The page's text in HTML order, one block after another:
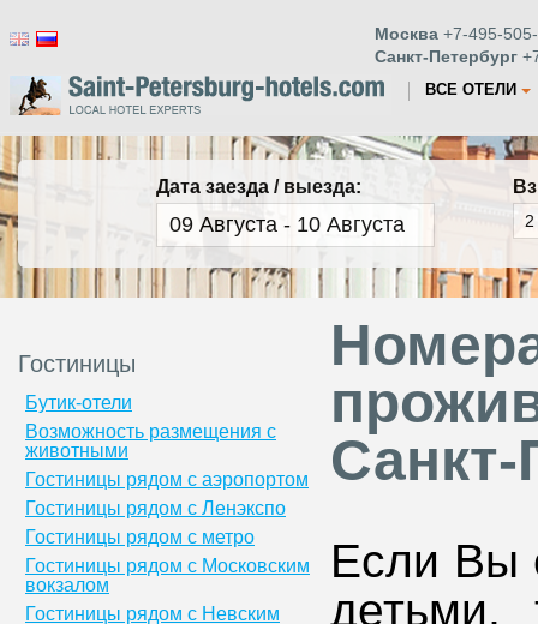
Москва +7-495-
Санкт-Петербург
ВСЕ ОТЕЛИ
Дата заезда / выезда:
Гостиницы
Бутик-отели
Возможность размещения с
животными
Гостиницы рядом с аэропортом
Гостиницы рядом с Ленэкспо
Гостиницы рядом с метро
Гостиницы рядом с Московским
вокзалом
Гостиницы рядом с Невским
Санкт-
Если Вы
детьми,